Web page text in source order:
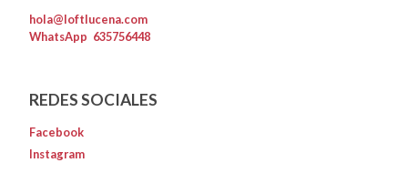
hola@loftlucena.com
WhatsApp 635756448
REDES SOCIALES
Facebook
Instagram